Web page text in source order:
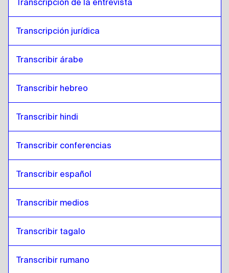
Transcripción de la entrevista
Transcripción jurídica
Transcribir árabe
Transcribir hebreo
Transcribir hindi
Transcribir conferencias
Transcribir español
Transcribir medios
Transcribir tagalo
Transcribir rumano